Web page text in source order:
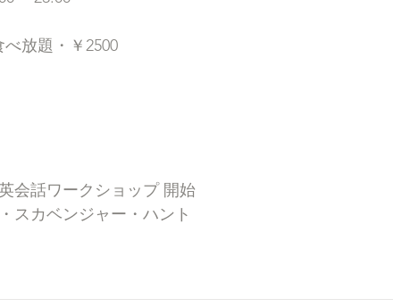
放題・￥2500
会話ワークショップ 開始
スカベンジャー・ハント